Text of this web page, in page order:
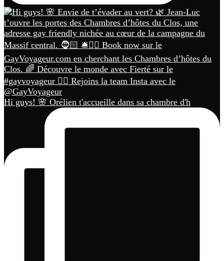
Hi guys! 🌸 Orélien t'accueille dans sa chambre d'h